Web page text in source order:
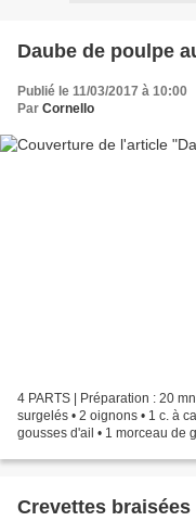
Daube de poulpe
Publié le 11/03/2017 à 10:00
Par Cornello
4 PARTS | Préparation : 20
surgelés • 2 oignons • 1 c. à
gousses d'ail • 1 morceau de
Crevettes braisées